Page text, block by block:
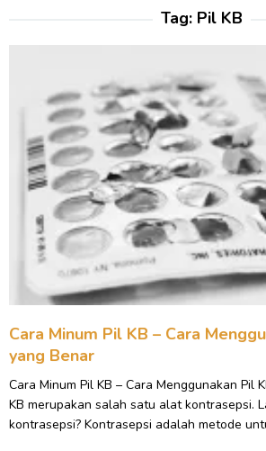
Tag: Pil KB
Cara Minum Pil KB – Cara
yang Benar
Cara Minum Pil KB – Cara Menggunakan Pil
KB merupakan salah satu alat kontrasepsi.
kontrasepsi? Kontrasepsi adalah metode